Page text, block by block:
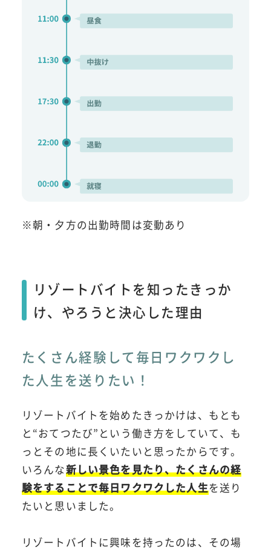
※朝・夕方の出勤時間は変動あり
リゾートバイトを知ったきっか
け、やろうと決心した理由
たくさん経験して毎日ワクワクし
た人生を送りたい！
リゾートバイトを始めたきっかけは、もとも
と“おてつたび”という働き方をしていて、も
っとその地に長くいたいと思ったからです。
いろんな新しい景色を見たり、たくさんの経
験をすることで毎日ワクワクした人生を送り
たいと思いました。
リゾートバイトに興味を持ったのは、その場